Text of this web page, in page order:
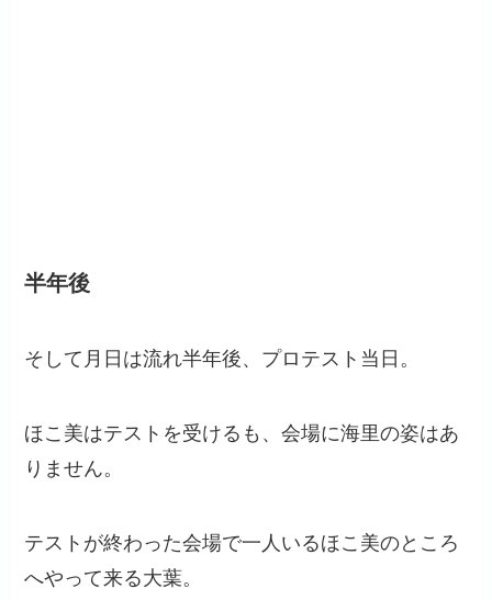
半年後
そして月日は流れ半年後、プロテスト当日。
ほこ美はテストを受けるも、会場に海里の姿はあ
りません。
テストが終わった会場で一人いるほこ美のところ
へやって来る大葉。